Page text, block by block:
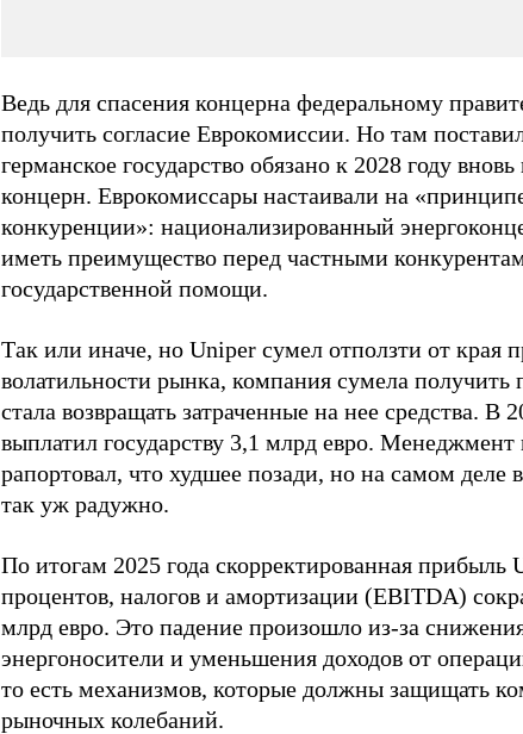
Ведь для спасения концерна федеральному
получить согласие Еврокомиссии. Но там
германское государство обязано к 2028 году вновь
концерн. Еврокомиссары настаивали на
конкуренции»: национализированный
иметь преимущество перед частными
государственной помощи.
Так или иначе, но Uniper сумел отползти от края
волатильности рынка, компания сумела
стала возвращать затраченные на нее средства. В
выплатил государству 3,1 млрд евро. Менеджмент
рапортовал, что худшее позади, но на самом деле
так уж радужно.
По итогам 2025 года скорректированная прибыль
процентов, налогов и амортизации (EBITDA)
млрд евро. Это падение произошло из-за
энергоносители и уменьшения доходов от
то есть механизмов, которые должны защищать
рыночных колебаний.